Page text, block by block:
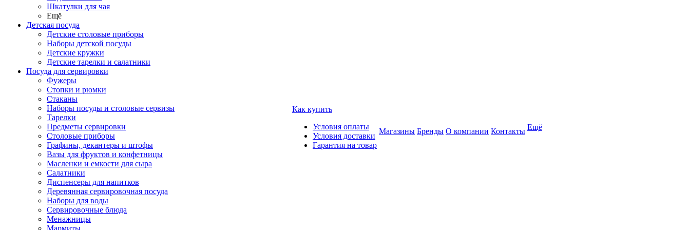
Шкатулки для чая
Ещё
Детская посуда
Детские столовые приборы
Наборы детской посуды
Детские кружки
Детские тарелки и салатники
Посуда для сервировки
Фужеры
Стопки и рюмки
Стаканы
Наборы посуды и столовые сервизы
Тарелки
Предметы сервировки
Столовые приборы
Графины, декантеры и штофы
Вазы для фруктов и конфетницы
Масленки и емкости для сыра
Салатники
Диспенсеры для напитков
Деревянная сервировочная посуда
Наборы для воды
Сервировочные блюда
Менажницы
Мармиты
Как купить
Условия оплаты
Условия доставки
Гарантия на товар
Магазины Бренды О компании Контакты Ещё